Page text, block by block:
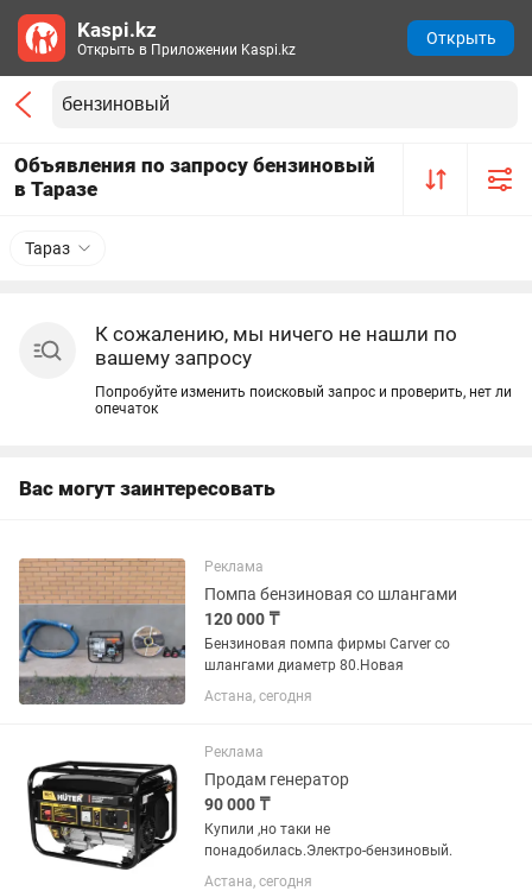
Объявления по запросу бензиновый
в Таразе
Тараз
К сожалению, мы ничего не нашли по
вашему запросу
Попробуйте изменить поисковый запрос и проверить, нет ли
опечаток
Вас могут заинтересовать
Реклама
Помпа бензиновая со шлангами
120 000 ₸
Бензиновая помпа фирмы Carver со
шлангами диаметр 80.Новая
Астана, сегодня
Реклама
Продам генератор
90 000 ₸
Купили ,но таки не
понадобилась.Электро-бензиновый.
Астана, сегодня
Kaspi.kz
Открыть в Приложении Kaspi.kz
Открыть